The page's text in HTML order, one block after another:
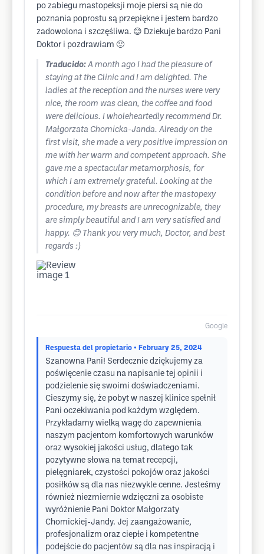
po zabiegu mastopeksji moje piersi są nie do
poznania poprostu są przepiękne i jestem bardzo
zadowolona i szczęśliwa. 😊 Dziekuje bardzo Pani
Doktor i pozdrawiam 🙂
Traducido: A month ago I had the pleasure of
staying at the Clinic and I am delighted. The
ladies at the reception and the nurses were very
nice, the room was clean, the coffee and food
were delicious. I wholeheartedly recommend Dr.
Małgorzata Chomicka-Janda. Already on the
first visit, she made a very positive impression on
me with her warm and competent approach. She
gave me a spectacular metamorphosis, for
which I am extremely grateful. Looking at the
condition before and now after the mastopexy
procedure, my breasts are unrecognizable, they
are simply beautiful and I am very satisfied and
happy. 😊 Thank you very much, Doctor, and best
regards :)
Google
Respuesta del propietario • February 25, 2024
Szanowna Pani! Serdecznie dziękujemy za
poświęcenie czasu na napisanie tej opinii i
podzielenie się swoimi doświadczeniami.
Cieszymy się, że pobyt w naszej klinice spełnił
Pani oczekiwania pod każdym względem.
Przykładamy wielką wagę do zapewnienia
naszym pacjentom komfortowych warunków
oraz wysokiej jakości usług, dlatego tak
pozytywne słowa na temat recepcji,
pielęgniarek, czystości pokojów oraz jakości
posiłków są dla nas niezwykle cenne. Jesteśmy
również niezmiernie wdzięczni za osobiste
wyróżnienie Pani Doktor Małgorzaty
Chomickiej-Jandy. Jej zaangażowanie,
profesjonalizm oraz ciepłe i kompetentne
podejście do pacjentów są dla nas inspiracją i